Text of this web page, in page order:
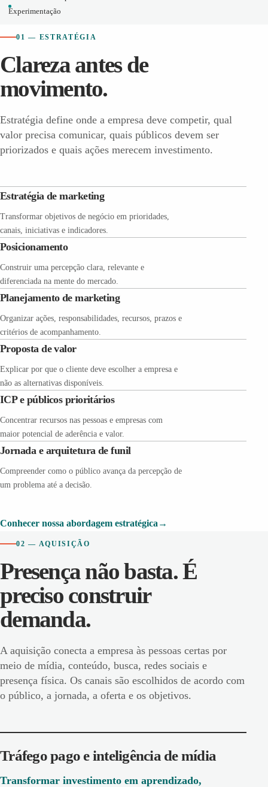
Experimentação
01 — ESTRATÉGIA
Clareza antes de
movimento.
Estratégia define onde a empresa deve competir, qual
valor precisa comunicar, quais públicos devem ser
priorizados e quais ações merecem investimento.
Estratégia de marketing
Transformar objetivos de negócio em prioridades,
canais, iniciativas e indicadores.
Posicionamento
Construir uma percepção clara, relevante e
diferenciada na mente do mercado.
Planejamento de marketing
Organizar ações, responsabilidades, recursos, prazos e
critérios de acompanhamento.
Proposta de valor
Explicar por que o cliente deve escolher a empresa e
não as alternativas disponíveis.
ICP e públicos prioritários
Concentrar recursos nas pessoas e empresas com
maior potencial de aderência e valor.
Jornada e arquitetura de funil
Compreender como o público avança da percepção de
um problema até a decisão.
Conhecer nossa abordagem estratégica
02 — AQUISIÇÃO
Presença não basta. É
preciso construir
demanda.
A aquisição conecta a empresa às pessoas certas por
meio de mídia, conteúdo, busca, redes sociais e
presença física. Os canais são escolhidos de acordo com
o público, a jornada, a oferta e os objetivos.
Tráfego pago e inteligência de mídia
Transformar investimento em aprendizado,